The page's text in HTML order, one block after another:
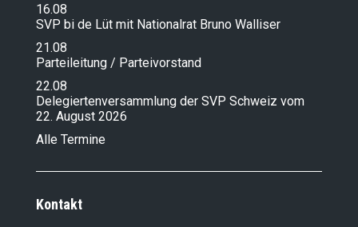
16.08
SVP bi de Lüt mit Nationalrat Bruno Walliser
21.08
Parteileitung / Parteivorstand
22.08
Delegiertenversammlung der SVP Schweiz vom
22. August 2026
Alle Termine
Kontakt